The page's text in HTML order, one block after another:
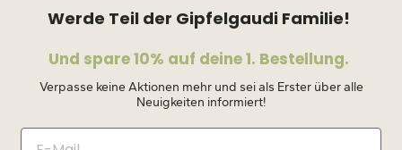
Werde Teil der Gipfelgaudi Familie!
Und spare 10% auf deine 1. Bestellung.
Verpasse keine Aktionen mehr und sei als Erster über alle
Neuigkeiten informiert!